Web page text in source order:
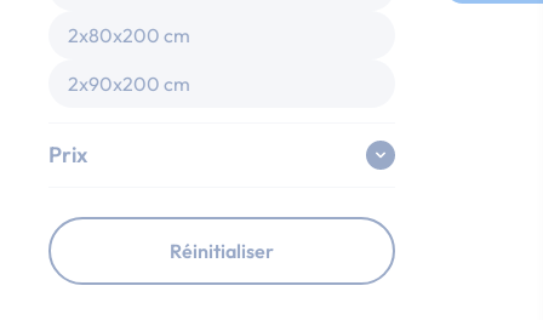
2x80x200 cm
2x90x200 cm
Prix
Réinitialiser